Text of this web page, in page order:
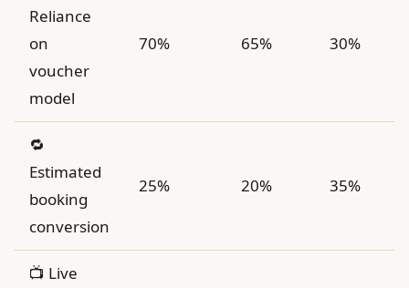
Reliance
on
voucher
model
70% 65% 30%
🔁
Estimated
booking
conversion
25% 20% 35%
📺 Live